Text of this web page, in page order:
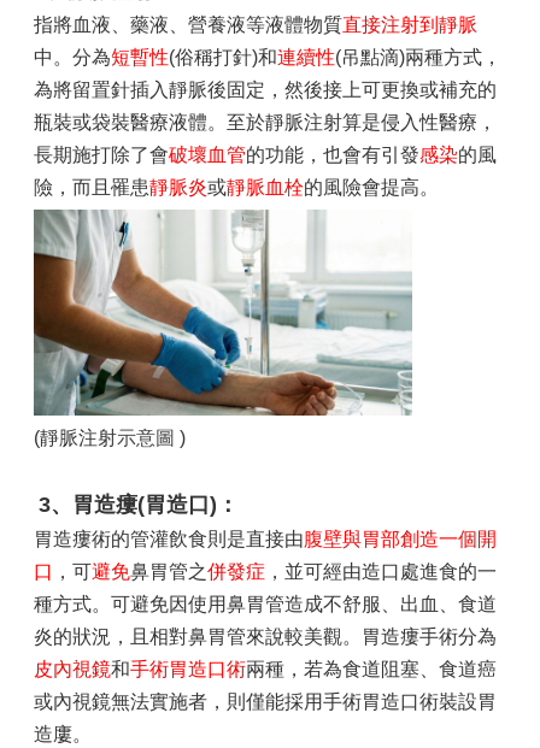
指將血液、藥液、營養液等液體物質直接注射到靜脈
中。分為短暫性(俗稱打針)和連續性(吊點滴)兩種方式，
為將留置針插入靜脈後固定，然後接上可更換或補充的
瓶裝或袋裝醫療液體。至於靜脈注射算是侵入性醫療，
長期施打除了會破壞血管的功能，也會有引發感染的風
險，而且罹患靜脈炎或靜脈血栓的風險會提高。
(靜脈注射示意圖 )
3、胃造瘻(胃造口)：
胃造瘻術的管灌飲食則是直接由腹壁與胃部創造一個開
口 ，可避免鼻胃管之併發症 ，並可經由造口處進食的一
種方式。可避免因使用鼻胃管造成不舒服、出血、食道
炎的狀況，且相對鼻胃管來說較美觀。胃造瘻手術分為
皮內視鏡和手術胃造口術兩種，若為食道阻塞、食道癌
或內視鏡無法實施者，則僅能採用手術胃造口術裝設胃
造廔。